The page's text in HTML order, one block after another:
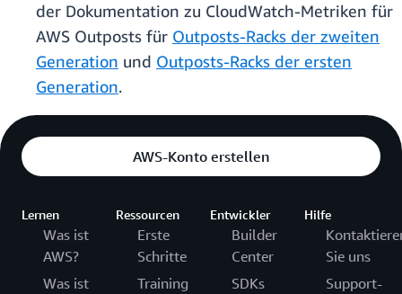
der Dokumentation zu CloudWatch-Metriken für
AWS Outposts für Outposts-Racks der zweiten
Generation und Outposts-Racks der ersten
Generation.
AWS-Konto erstellen
Lernen
Was ist
AWS?
Was ist
Ressourcen
Erste
Schritte
Training
Entwickler
Builder
Center
SDKs
Hilfe
Sie uns
Support-